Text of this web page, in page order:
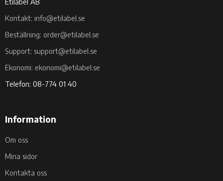
Kontakt: info@etilabel.se
Beställning: order@etilabel.se
Support: support@etilabel.se
Ekonomi: ekonomi@etilabel.se
Telefon: 08-774 01 40
Information
Om oss
Mina sidor
Kontakta oss